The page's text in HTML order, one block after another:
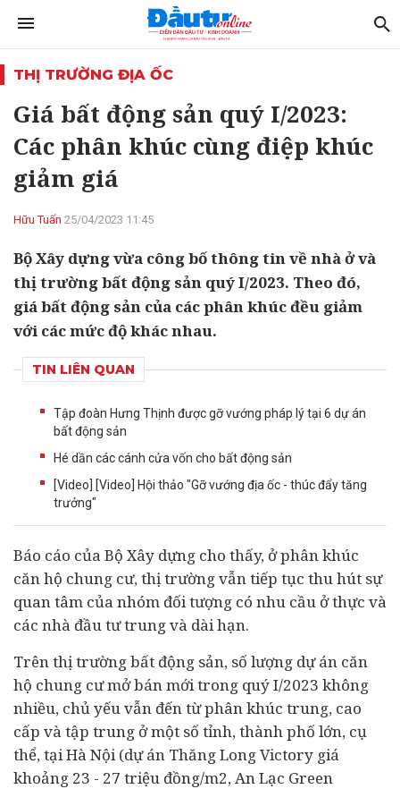
THỊ TRƯỜNG ĐỊA ỐC
Giá bất động sản quý I/2023:
Các phân khúc cùng điệp khúc
giảm giá
Hữu Tuấn 25/04/2023 11:45
Bộ Xây dựng vừa công bố thông tin về nhà ở và
thị trường bất động sản quý I/2023. Theo đó,
giá bất động sản của các phân khúc đều giảm
với các mức độ khác nhau.
TIN LIÊN QUAN
Tập đoàn Hưng Thịnh được gỡ vướng pháp lý tại 6 dự án
bất động sản
Hé dần các cánh cửa vốn cho bất động sản
[Video] [Video] Hội thảo "Gỡ vướng địa ốc - thúc đẩy tăng
trưởng"
Báo cáo của Bộ Xây dựng cho thấy, ở phân khúc
căn hộ chung cư, thị trường vẫn tiếp tục thu hút sự
quan tâm của nhóm đối tượng có nhu cầu ở thực và
các nhà đầu tư trung và dài hạn.
Trên thị trườngbất động sản, số lượng dự án căn
hộ chung cư mở bán mới trong quý I/2023 không
nhiều, chủ yếu vẫn đến từ phân khúc trung, cao
cấp và tập trung ở một số tỉnh, thành phố lớn, cụ
thể, tại Hà Nội (dự án Thăng Long Victory giá
khoảng 23 - 27 triệu đồng/m2, An Lạc Green